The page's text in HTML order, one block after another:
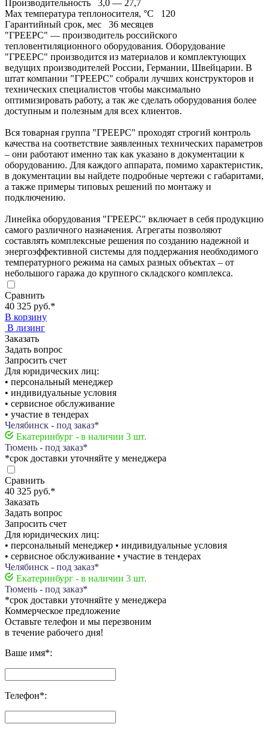
Производительность
3,0 — 27,7
Max температура теплоносителя, °C
120
Гарантийный срок, мес
36 месяцев
"ГРЕЕРС" — производитель российского
тепловентиляционного оборудования. Оборудование
"ГРЕЕРС" производится из материалов и комплектующих
ведущих производителей России, Германии, Швейцарии. В
штат компании "ГРЕЕРС" собрали лучших конструкторов и
технических специалистов чтобы максимально
оптимизировать работу, а так же сделать оборудования более
доступным и полезным для всех клиентов.
Вся товарная группа "ГРЕЕРС" проходят строгий контроль
качества на соответствие заявленных технических параметров
– они работают именно так как указано в документации к
оборудованию. Для каждого аппарата, помимо характеристик,
в документации вы найдете подробные чертежи с габаритами,
а также примеры типовых решений по монтажу и
подключению.
Линейка оборудования "ГРЕЕРС" включает в себя продукцию
самого различного назначения. Агрегаты позволяют
составлять комплексные решения по созданию надежной и
энергоэффективной системы для поддержания необходимого
температурного режима на самых разных объектах – от
небольшого гаража до крупного складского комплекса.
Сравнить
40 325 руб.*
В корзину
В лизинг
Заказать
Задать вопрос
Запросить счет
Для юридических лиц:
• персональный менеджер
• индивидуальные условия
• сервисное обслуживание
• участие в тендерах
Челябинск - под заказ*
Екатеринбург - в наличии 3 шт.
Тюмень - под заказ*
*срок доставки уточняйте у менеджера
Сравнить
40 325 руб.*
Заказать
Задать вопрос
Запросить счет
Для юридических лиц:
• персональный менеджер • индивидуальные условия
• сервисное обслуживание • участие в тендерах
Челябинск - под заказ*
Екатеринбург - в наличии 3 шт.
Тюмень - под заказ*
*срок доставки уточняйте у менеджера
Коммерческое предложение
Оставьте телефон и мы перезвоним
в течение рабочего дня!
Ваше имя*:
Телефон*: